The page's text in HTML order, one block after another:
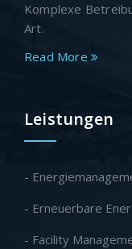
Komplexe
Art.
Read More
Leistungen
-
- Erneuerbare
- Facility